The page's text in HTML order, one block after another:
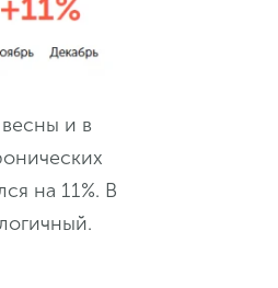
и в
на 11%. В